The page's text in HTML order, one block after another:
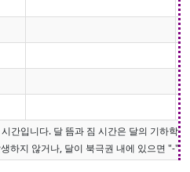
간입니다. 달 뜸과 짐 시간은 달의 기하학
하지 않거나, 달이 북극권 내에 있으면 "-"